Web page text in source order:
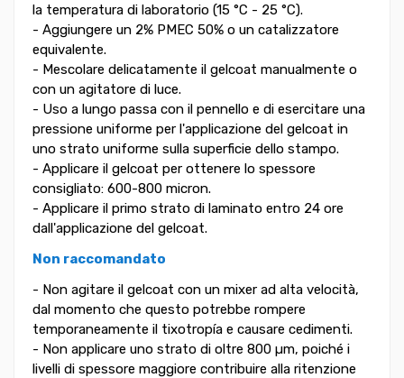
la temperatura di laboratorio (15 °C - 25 °C).
- Aggiungere un 2% PMEC 50% o un catalizzatore
equivalente.
- Mescolare delicatamente il gelcoat manualmente o
con un agitatore di luce.
- Uso a lungo passa con il pennello e di esercitare una
pressione uniforme per l'applicazione del gelcoat in
uno strato uniforme sulla superficie dello stampo.
- Applicare il gelcoat per ottenere lo spessore
consigliato: 600-800 micron.
- Applicare il primo strato di laminato entro 24 ore
dall'applicazione del gelcoat.
Non raccomandato
- Non agitare il gelcoat con un mixer ad alta velocità,
dal momento che questo potrebbe rompere
temporaneamente il tixotropía e causare cedimenti.
- Non applicare uno strato di oltre 800 µm, poiché i
livelli di spessore maggiore contribuire alla ritenzione